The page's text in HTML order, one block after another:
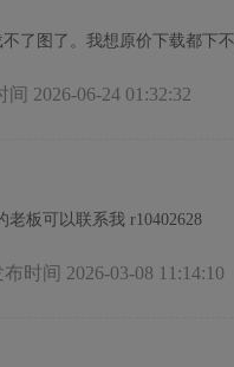
了图了。我想原价下载都下
间 2026-06-24 01:32:32
本人从事白膜烫画 数码小图 5年经验 有需要的老板可以联系我 r10402628
布时间 2026-03-08 11:14:10